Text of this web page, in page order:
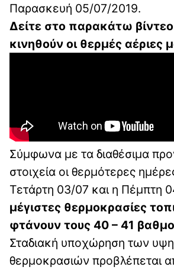
Παρασκευή 05/07/2019.
Δείτε στο παρακάτω
κινηθούν οι θερμές αέριες
Σύμφωνα με τα διαθέσιμα
στοιχεία οι θερμότερες
Τετάρτη 03/07 και η Πέμπτη
μέγιστες θερμοκρασίες
φτάνουν τους 40 – 41
Σταδιακή υποχώρηση των
θερμοκρασιών προβλέπεται